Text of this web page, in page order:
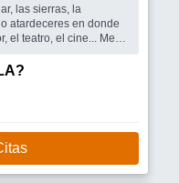
las sierras, la
atardeceres en donde
el teatro, el cine... Me
y lugares nuevos,
queres escribime por
que me escriban